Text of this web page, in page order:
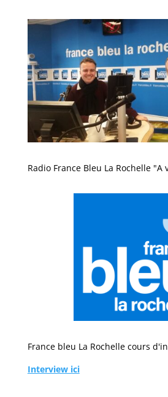
Radio France Bleu La Rochelle "A
France bleu La Rochelle cours
Interview ici